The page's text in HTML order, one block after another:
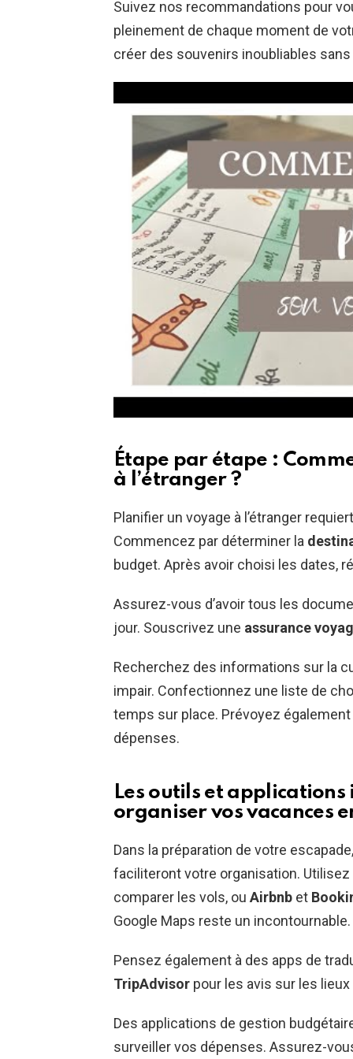
Suivez nos recommandations pour
pleinement de chaque moment de
créer des souvenirs inoubliables
Étape par étape :
à l’étranger ?
Planifier un voyage à l’étranger
Commencez par déterminer la
budget. Après avoir choisi les dates,
Assurez-vous d’avoir tous les
jour. Souscrivez une assurance
Recherchez des informations sur la
impair. Confectionnez une liste de
temps sur place. Prévoyez
dépenses.
Les outils et
organiser vos vacances
Dans la préparation de votre
faciliteront votre organisation.
comparer les vols, ou Airbnb et
Google Maps reste un incontournable.
Pensez également à des apps de
TripAdvisor pour les avis sur les lieux
Des applications de gestion
surveiller vos dépenses. Assurez-